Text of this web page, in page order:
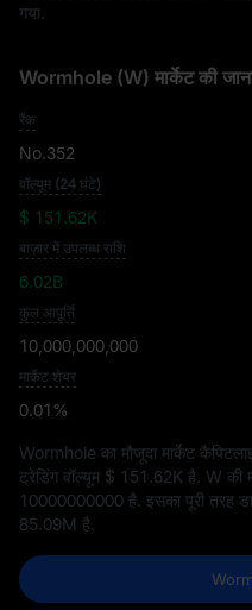
गया.
Wormhole (W) मार्केट की
रैंक
No.352
वॉल्यूम (24 घंटे)
$ 151.62K
बाज़ार में उपलब्ध राशि
6.02B
कुल आपूर्ति
10,000,000,000
मार्केट शेयर
0.01%
Wormhole का मौजूदा मार्केट
ट्रेडिंग वॉल्यूम $ 151.62K है. W की
10000000000 है. इसका पूरी तरह
85.09M है.